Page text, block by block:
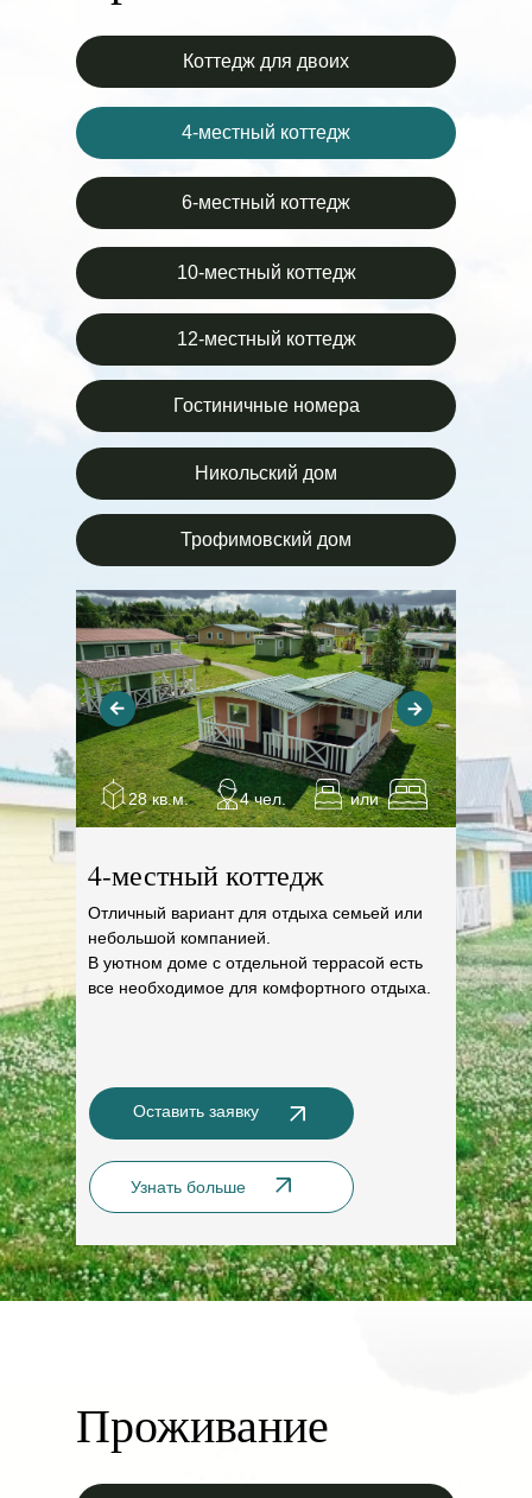
Оставить заявку
Узнать больше
4-местный коттедж
Отличный вариант для отдыха семьей или
небольшой компанией.
В уютном доме с отдельной террасой есть
все необходимое для комфортного отдыха.
28 кв.м. 4 чел. или
Коттедж для двоих
4-местный коттедж
6-местный коттедж
10-местный коттедж
12-местный коттедж
Гостиничные номера
Никольский дом
Трофимовский дом
Проживание